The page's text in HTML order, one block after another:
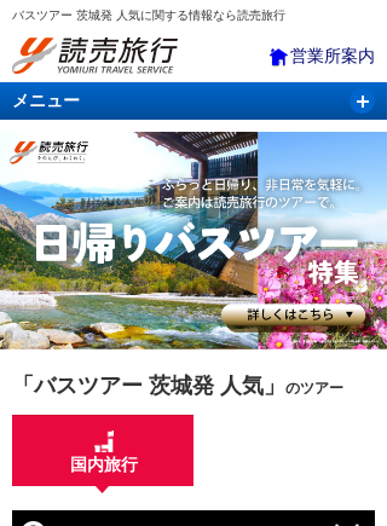
バスツアー 茨城発 人気に関する情報なら読売旅行
営業所案内
メニュー
国内旅行 バスツアー 海外旅行 クルーズ
航空・ＪＲ＋宿泊 航空券＆ホテル
「バスツアー 茨城発 人気」 のツアー
国内旅行